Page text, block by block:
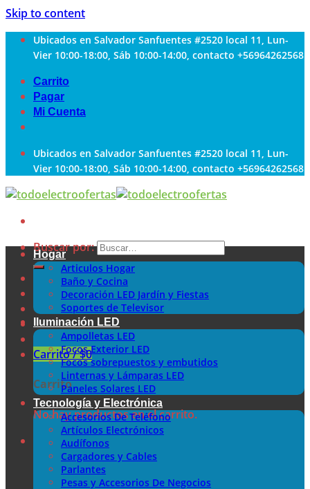
Skip to content
Ubicados en Salvador Sanfuentes #2520 local 11, Lun-
Vier 10:00-18:00, Sáb 10:00-14:00, contacto +56964262568
Carrito
Pagar
Mi Cuenta
Ubicados en Salvador Sanfuentes #2520 local 11, Lun-
Vier 10:00-18:00, Sáb 10:00-14:00, contacto +56964262568
Buscar por:
Carrito /$0
Carrito
No hay productos en el carrito.
Hogar
Articulos Hogar
Baño y Cocina
Decoración LED Jardín y Fiestas
Soportes de Televisor
Iluminación LED
Ampolletas LED
Focos Exterior LED
Focos sobrepuestos y embutidos
Linternas y Lámparas LED
Paneles Solares LED
Tecnología y Electrónica
Accesorios De Teléfono
Artículos Electrónicos
Audífonos
Cargadores y Cables
Parlantes
Pesas y Accesorios De Negocios